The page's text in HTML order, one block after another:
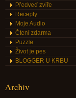
Předveď zvíře
Recepty
Moje Audio
Čtení zdarma
Puzzle
Život je pes
BLOGGER U KRBU
Archiv